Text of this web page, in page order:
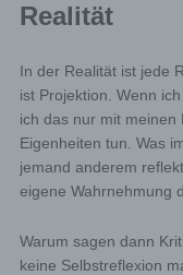
Realität
In der Realität ist jede
ist Projektion. Wenn
ich das nur mit
Eigenheiten tun. Was
jemand anderem
eigene Wahrnehmung
Warum sagen dann
keine Selbstreflexion